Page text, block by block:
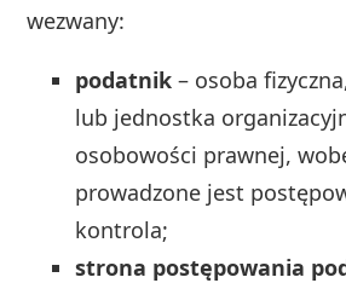
wezwany:
podatnik – osoba
lub jednostka
osobowości prawnej,
prowadzone jest
kontrola;
strona postępowania